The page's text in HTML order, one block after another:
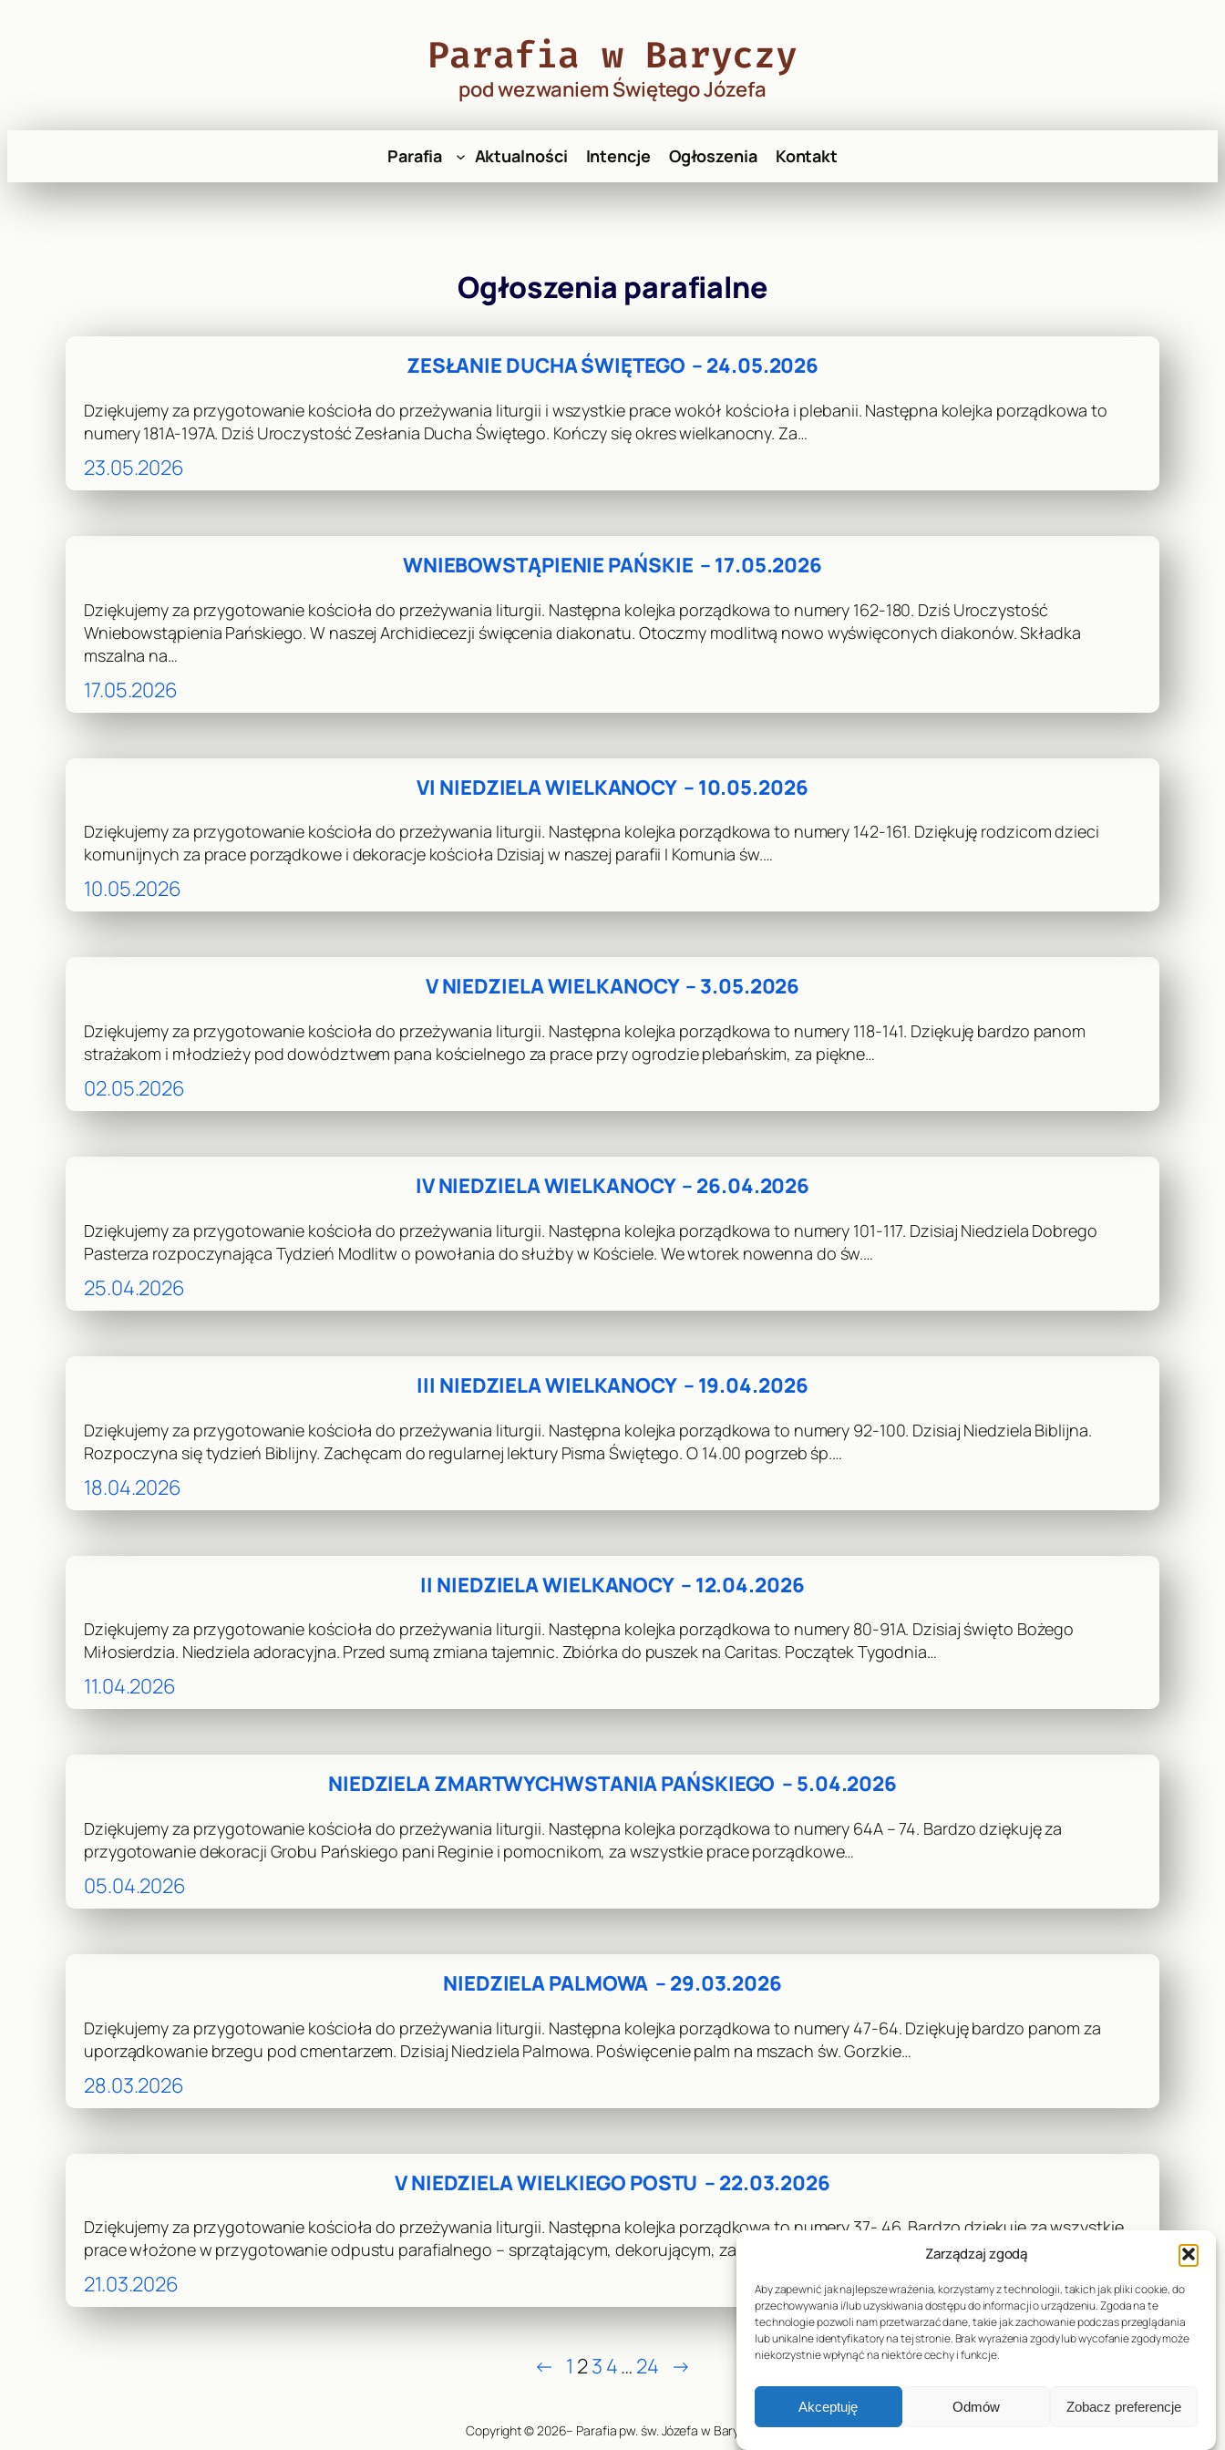
Zarządzaj zgodą
Aby zapewnić jak najlepsze wrażenia, korzystamy z technologii, takich jak pliki cookie, do
przechowywania i/lub uzyskiwania dostępu do informacji o urządzeniu. Zgoda na te
technologie pozwoli nam przetwarzać dane, takie jak zachowanie podczas przeglądania
lub unikalne identyfikatory na tej stronie. Brak wyrażenia zgody lub wycofanie zgody może
niekorzystnie wpłynąć na niektóre cechy i funkcje.
Akceptuję Odmów Zobacz preferencje
Parafia w Baryczy
pod wezwaniem Świętego Józefa
Parafia Aktualności Intencje Ogłoszenia Kontakt
Ogłoszenia parafialne
ZESŁANIE DUCHA ŚWIĘTEGO – 24.05.2026
Dziękujemy za przygotowanie kościoła do przeżywania liturgii i wszystkie prace wokół kościoła i plebanii. Następna kolejka porządkowa to
numery 181A-197A. Dziś Uroczystość Zesłania Ducha Świętego. Kończy się okres wielkanocny. Za…
23.05.2026
WNIEBOWSTĄPIENIE PAŃSKIE – 17.05.2026
Dziękujemy za przygotowanie kościoła do przeżywania liturgii. Następna kolejka porządkowa to numery 162-180. Dziś Uroczystość
Wniebowstąpienia Pańskiego. W naszej Archidiecezji święcenia diakonatu. Otoczmy modlitwą nowo wyświęconych diakonów. Składka
mszalna na…
17.05.2026
VI NIEDZIELA WIELKANOCY – 10.05.2026
Dziękujemy za przygotowanie kościoła do przeżywania liturgii. Następna kolejka porządkowa to numery 142-161. Dziękuję rodzicom dzieci
komunijnych za prace porządkowe i dekoracje kościoła Dzisiaj w naszej parafii I Komunia św.…
10.05.2026
V NIEDZIELA WIELKANOCY – 3.05.2026
Dziękujemy za przygotowanie kościoła do przeżywania liturgii. Następna kolejka porządkowa to numery 118-141. Dziękuję bardzo panom
strażakom i młodzieży pod dowództwem pana kościelnego za prace przy ogrodzie plebańskim, za piękne…
02.05.2026
IV NIEDZIELA WIELKANOCY – 26.04.2026
Dziękujemy za przygotowanie kościoła do przeżywania liturgii. Następna kolejka porządkowa to numery 101-117. Dzisiaj Niedziela Dobrego
Pasterza rozpoczynająca Tydzień Modlitw o powołania do służby w Kościele. We wtorek nowenna do św.…
25.04.2026
III NIEDZIELA WIELKANOCY – 19.04.2026
Dziękujemy za przygotowanie kościoła do przeżywania liturgii. Następna kolejka porządkowa to numery 92-100. Dzisiaj Niedziela Biblijna.
Rozpoczyna się tydzień Biblijny. Zachęcam do regularnej lektury Pisma Świętego. O 14.00 pogrzeb śp.…
18.04.2026
II NIEDZIELA WIELKANOCY – 12.04.2026
Dziękujemy za przygotowanie kościoła do przeżywania liturgii. Następna kolejka porządkowa to numery 80-91A. Dzisiaj święto Bożego
Miłosierdzia. Niedziela adoracyjna. Przed sumą zmiana tajemnic. Zbiórka do puszek na Caritas. Początek Tygodnia…
11.04.2026
NIEDZIELA ZMARTWYCHWSTANIA PAŃSKIEGO – 5.04.2026
Dziękujemy za przygotowanie kościoła do przeżywania liturgii. Następna kolejka porządkowa to numery 64A – 74. Bardzo dziękuję za
przygotowanie dekoracji Grobu Pańskiego pani Reginie i pomocnikom, za wszystkie prace porządkowe…
05.04.2026
NIEDZIELA PALMOWA – 29.03.2026
Dziękujemy za przygotowanie kościoła do przeżywania liturgii. Następna kolejka porządkowa to numery 47-64. Dziękuję bardzo panom za
uporządkowanie brzegu pod cmentarzem. Dzisiaj Niedziela Palmowa. Poświęcenie palm na mszach św. Gorzkie…
28.03.2026
V NIEDZIELA WIELKIEGO POSTU – 22.03.2026
Dziękujemy za przygotowanie kościoła do przeżywania liturgii. Następna kolejka porządkowa to numery 37- 46. Bardzo dziękuję za wszystkie
prace włożone w przygotowanie odpustu parafialnego – sprzątającym, dekorującym, za porządki wokół…
21.03.2026
← 1 23 4… 24 →
Copyright © 2026– Parafia pw. św. Józefa w Baryczy